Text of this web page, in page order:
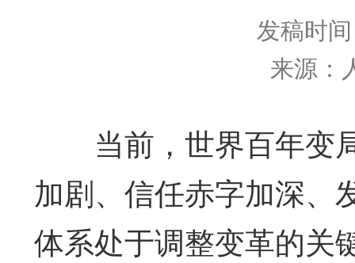
发稿时
来源：
当前，世界百年变
加剧、信任赤字加深、
体系处于调整变革的关